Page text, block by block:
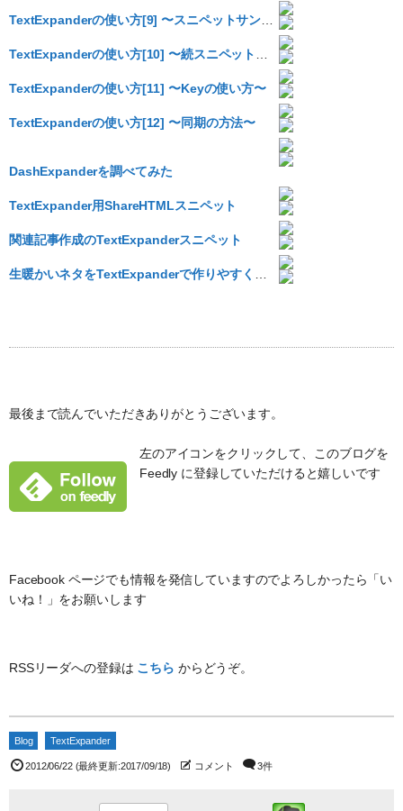
TextExpanderの使い方[11] 〜Keyの使い方〜
TextExpanderの使い方[12] 〜同期の方法〜
DashExpanderを調べてみた
TextExpander用ShareHTMLスニペット
関連記事作成のTextExpanderスニペット
最後まで読んでいただきありがとうございます。
左のアイコンをクリックして、このブログを
Feedly に登録していただけると嬉しいです
Facebook ページでも情報を発信していますのでよろしかったら「い
いね！」をお願いします
RSSリーダへの登録は こちら からどうぞ。
Blog TextExpander
2012/06/22(最終更新:2017/09/18) コメント 3件